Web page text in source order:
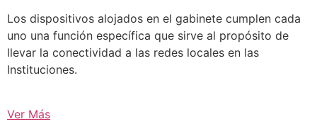
Los dispositivos alojados en el gabinete cumplen cada
uno una función específica que sirve al propósito de
llevar la conectividad a las redes locales en las
Instituciones.
Ver Más